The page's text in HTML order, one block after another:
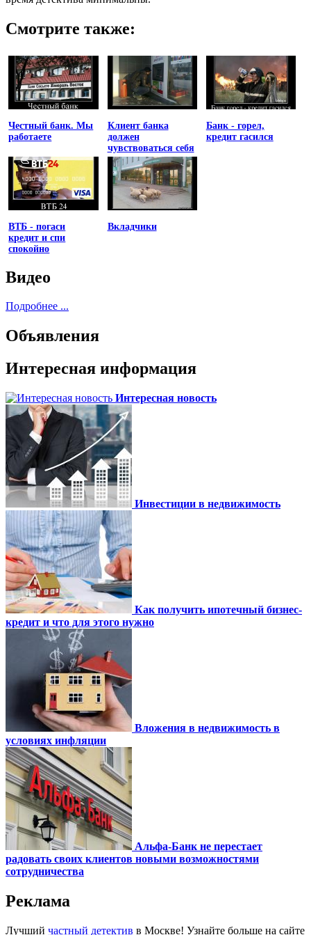
Смотрите также:
Честный банк. Мы
работаете
Клиент банка
должен
чувствоваться себя
униженным
Банк - горел,
кредит гасился
ВТБ - погаси
кредит и спи
спокойно
Вкладчики
Видео
Подробнее ...
Объявления
Интересная информация
Интересная новость
Инвестиции в недвижимость
Как получить ипотечный бизнес-
кредит и что для этого нужно
Вложения в недвижимость в
условиях инфляции
Альфа-Банк не перестает
радовать своих клиентов новыми возможностями
сотрудничества
Реклама
Лучший частный детектив в Москве! Узнайте больше на сайте